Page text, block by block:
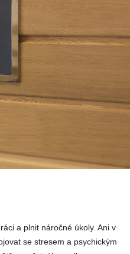
a plnit náročné úkoly. Ani v
se stresem a psychickým